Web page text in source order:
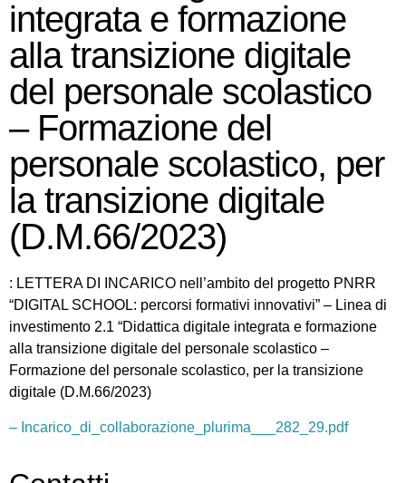
integrata e formazione
alla transizione digitale
del personale scolastico
– Formazione del
personale scolastico, per
la transizione digitale
(D.M.66/2023)
: LETTERA DI INCARICO nell’ambito del progetto PNRR
“DIGITAL SCHOOL: percorsi formativi innovativi” – Linea di
investimento 2.1 “Didattica digitale integrata e formazione
alla transizione digitale del personale scolastico –
Formazione del personale scolastico, per la transizione
digitale (D.M.66/2023)
– Incarico_di_collaborazione_plurima___282_29.pdf